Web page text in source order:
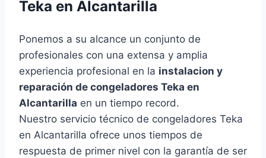
Teka en Alcantarilla
Ponemos a su alcance un conjunto de
profesionales con una extensa y amplia
experiencia profesional en la instalacion y
reparación de congeladores Teka en
Alcantarilla en un tiempo record.
Nuestro servicio técnico de congeladores Teka
en Alcantarilla ofrece unos tiempos de
respuesta de primer nivel con la garantía de ser